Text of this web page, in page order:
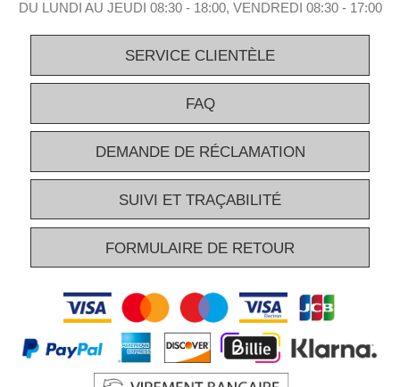
DU LUNDI AU JEUDI 08:30 - 18:00, VENDREDI 08:30 - 17:00
SERVICE CLIENTÈLE
FAQ
DEMANDE DE RÉCLAMATION
SUIVI ET TRAÇABILITÉ
FORMULAIRE DE RETOUR